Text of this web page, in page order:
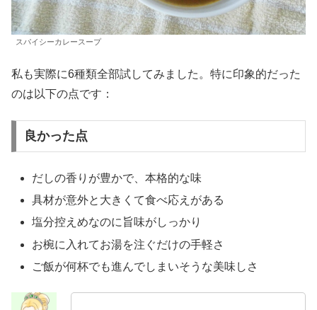
スパイシーカレースープ
私も実際に6種類全部試してみました。特に印象的だった
のは以下の点です：
良かった点
だしの香りが豊かで、本格的な味
具材が意外と大きくて食べ応えがある
塩分控えめなのに旨味がしっかり
お椀に入れてお湯を注ぐだけの手軽さ
ご飯が何杯でも進んでしまいそうな美味しさ